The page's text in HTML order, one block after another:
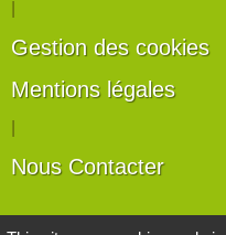
Gestion des cookies
Mentions légales
Nous Contacter